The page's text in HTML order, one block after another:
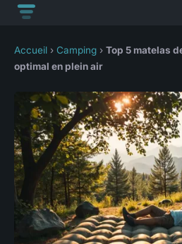
Accueil › Camping › Top 5 matelas
optimal en plein air